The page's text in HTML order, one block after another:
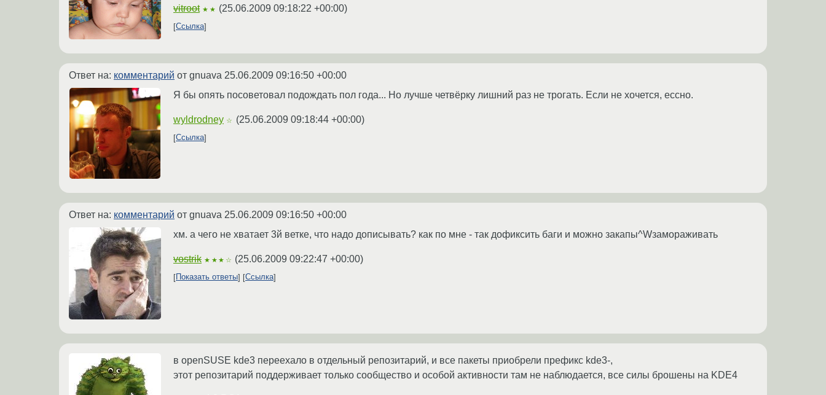
vitroot ★★ (25.06.2009 09:18:22 +00:00)
Ссылка
Ответ на: комментарий от gnuava 25.06.2009 09:16:50 +00:00
Я бы опять посоветовал подождать пол года... Но лучше четвёрку лишний раз не трогать. Если не хочется, ессно.
wyldrodney ☆ (25.06.2009 09:18:44 +00:00)
Ссылка
Ответ на: комментарий от gnuava 25.06.2009 09:16:50 +00:00
хм. а чего не хватает 3й ветке, что надо дописывать? как по мне - так дофиксить баги и можно закапы^Wзамораживать
vostrik ★★★☆ (25.06.2009 09:22:47 +00:00)
Показать ответы Ссылка
в openSUSE kde3 переехало в отдельный репозитарий, и все пакеты приобрели префикс kde3-,
этот репозитарий поддерживает только сообщество и особой активности там не наблюдается, все силы брошены на KDE4